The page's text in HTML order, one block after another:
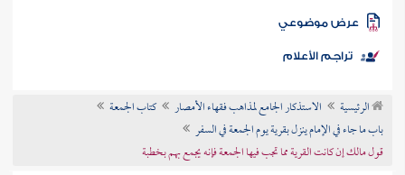
الكتب
موضوعي
تراجم الأعلام
الرئيسية الاستذكار الجامع لمذاهب فقهاء الأمصار
كتاب الجمعة
باب ما جاء في الإمام ينزل بقرية يوم الجمعة في السفر
قول مالك إن كانت القرية مما تجب فيها الجمعة فإنه يجمع بهم بخطبة